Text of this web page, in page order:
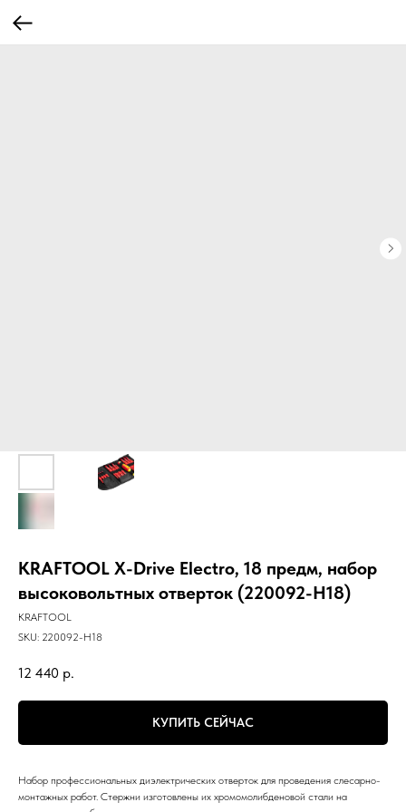
KRAFTOOL Х-Drive Electro, 18 предм, набор
высоковольтных отверток (220092-H18)
KRAFTOOL
SKU: 220092-H18
12 440 р.
КУПИТЬ СЕЙЧАС
Набор профессиональных диэлектрических отверток для проведения слесарно-
монтажных работ. Стержни изготовлены их хромомолибденовой стали на